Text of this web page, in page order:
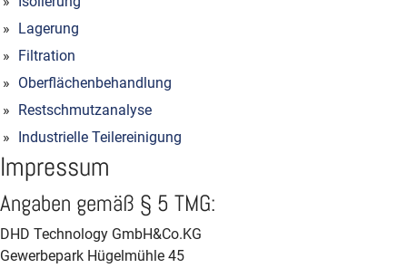
Lagerung
Filtration
Oberflächenbehandlung
Restschmutzanalyse
Industrielle Teilereinigung
Impressum
Angaben gemäß § 5 TMG:
DHD Technology GmbH&Co.KG
Gewerbepark Hügelmühle 45